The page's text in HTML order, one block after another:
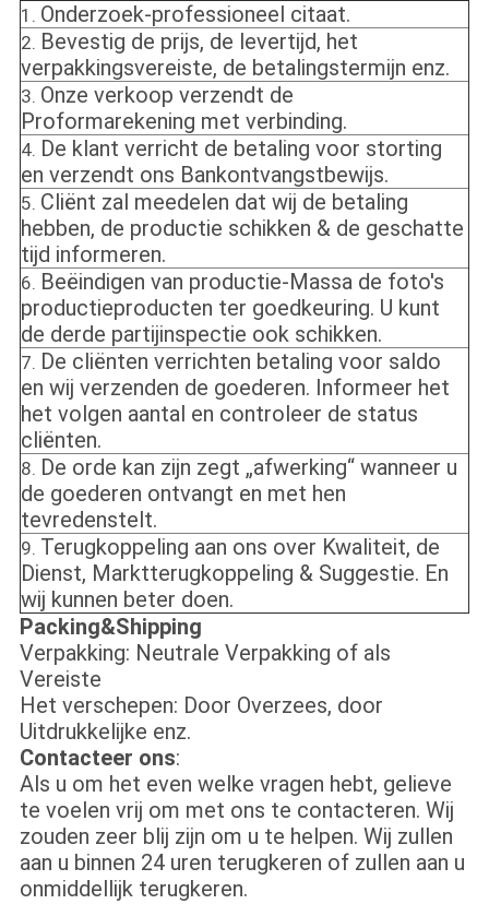
1. Onderzoek-professioneel citaat.
2. Bevestig de prijs, de levertijd, het
verpakkingsvereiste, de betalingstermijn enz.
3. Onze verkoop verzendt de
Proformarekening met verbinding.
4. De klant verricht de betaling voor storting
en verzendt ons Bankontvangstbewijs.
5. Cliënt zal meedelen dat wij de betaling
hebben, de productie schikken & de geschatte
tijd informeren.
6. Beëindigen van productie-Massa de foto's
productieproducten ter goedkeuring. U kunt
de derde partijinspectie ook schikken.
7. De cliënten verrichten betaling voor saldo
en wij verzenden de goederen. Informeer het
het volgen aantal en controleer de status
cliënten.
8. De orde kan zijn zegt „afwerking“ wanneer u
de goederen ontvangt en met hen
tevredenstelt.
9. Terugkoppeling aan ons over Kwaliteit, de
Dienst, Marktterugkoppeling & Suggestie. En
wij kunnen beter doen.
Packing&Shipping
Verpakking: Neutrale Verpakking of als
Vereiste
Het verschepen: Door Overzees, door
Uitdrukkelijke enz.
Contacteer ons:
Als u om het even welke vragen hebt, gelieve
te voelen vrij om met ons te contacteren. Wij
zouden zeer blij zijn om u te helpen. Wij zullen
aan u binnen 24 uren terugkeren of zullen aan u
onmiddellijk terugkeren.